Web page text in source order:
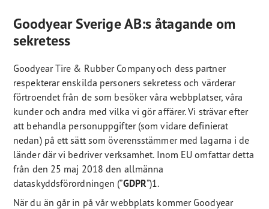
Goodyear Sverige AB:s åtagande om
sekretess
Goodyear Tire & Rubber Company och dess partner
respekterar enskilda personers sekretess och värderar
förtroendet från de som besöker våra webbplatser, våra
kunder och andra med vilka vi gör affärer. Vi strävar efter
att behandla personuppgifter (som vidare definierat
nedan) på ett sätt som överensstämmer med lagarna i de
länder där vi bedriver verksamhet. Inom EU omfattar detta
från den 25 maj 2018 den allmänna
dataskyddsförordningen (”GDPR”)1.
När du än går in på vår webbplats kommer Goodyear